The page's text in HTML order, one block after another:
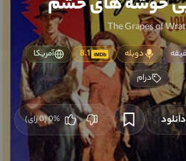
The Grapes of
دوبله IMDb
8.1
آمریکا
درام
دانلود 0%
(
0رای)